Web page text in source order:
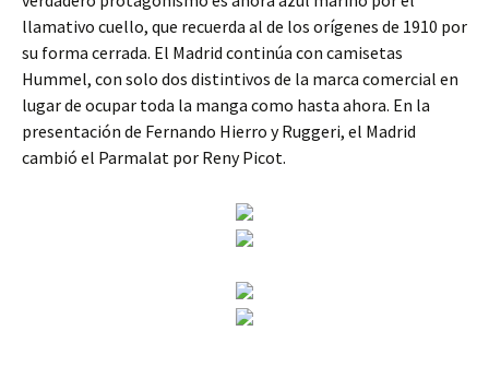
llamativo cuello, que recuerda al de los orígenes de 1910 por
su forma cerrada. El Madrid continúa con camisetas
Hummel, con solo dos distintivos de la marca comercial en
lugar de ocupar toda la manga como hasta ahora. En la
presentación de Fernando Hierro y Ruggeri, el Madrid
cambió el Parmalat por Reny Picot.